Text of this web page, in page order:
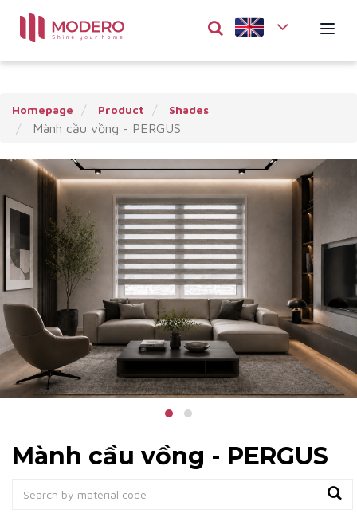
Homepage Product Shades
Mành cầu vồng - PERGUS
Mành cầu vồng - PERGUS